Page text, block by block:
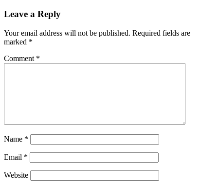
Leave a Reply
Your email address will not be published. Required fields are
marked *
Comment *
Name *
Email *
Website